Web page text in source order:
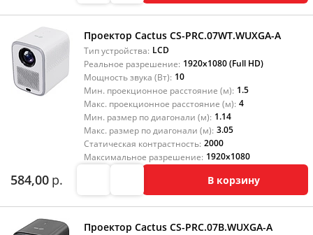
Проектор Cactus CS-PRC.07WT.WUXGA-A
Тип устройства: LCD
Реальное разрешение: 1920x1080 (Full HD)
Мощность звука (Вт): 10
Мин. проекционное расстояние (м): 1.5
Макс. проекционное расстояние (м): 4
Мин. размер по диагонали (м): 1.14
Макс. размер по диагонали (м): 3.05
Статическая контрастность: 2000
Максимальное разрешение: 1920x1080
584,00 р. В корзину
Проектор Cactus CS-PRC.07B.WUXGA-A